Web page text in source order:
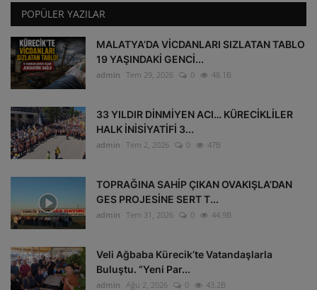
POPÜLER YAZILAR
MALATYA’DA VİCDANLARI SIZLATAN TABLO
19 YAŞINDAKİ GENCİ...
admin Tem 29, 2026 0 48.1B
33 YILDIR DİNMİYEN ACI… KÜRECİKLİLER
HALK İNİSİYATİFİ 3...
admin Tem 2, 2026 0 47B
TOPRAĞINA SAHİP ÇIKAN OVAKIŞLA’DAN
GES PROJESİNE SERT T...
admin Tem 31, 2026 0 44.9B
Veli Ağbaba Kürecik’te Vatandaşlarla
Buluştu. “Yeni Par...
admin Ağu 2, 2026 0 43.2B